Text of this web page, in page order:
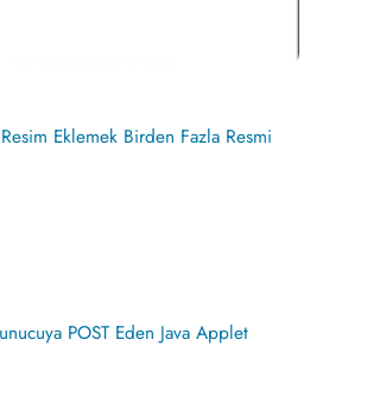
Eklemek Birden Fazla Resmi
POST Eden Java Applet